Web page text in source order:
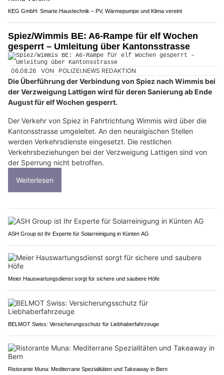
KEG GmbH: Smarte Haustechnik – PV, Wärmepumpe und Klima vereint
Spiez/Wimmis BE: A6-Rampe für elf Wochen
gesperrt – Umleitung über Kantonsstrasse
06.08.26 VON POLIZEI.NEWS REDAKTION
Die Überführung der Verbindung von Spiez nach Wimmis bei
der Verzweigung Lattigen wird für deren Sanierung ab Ende
August für elf Wochen gesperrt.
Der Verkehr von Spiez in Fahrtrichtung Wimmis wird über die
Kantonsstrasse umgeleitet. An den neuralgischen Stellen
werden Verkehrsdienste eingesetzt. Die restlichen
Verkehrsbeziehungen bei der Verzweigung Lattigen sind von
der Sperrung nicht betroffen.
Weiterlesen
ASH Group ist Ihr Experte für Solarreinigung in Künten AG
Meier Hauswartungsdienst sorgt für sichere und saubere Höfe
BELMOT Swiss: Versicherungsschutz für Liebhaberfahrzeuge
Ristorante Muna: Mediterrane Spezialitäten und Takeaway in Bern